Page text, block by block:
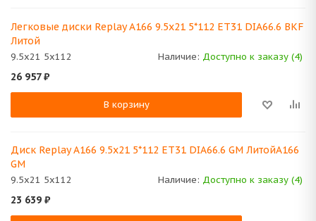
Легковые диски Replay A166 9.5x21 5*112 ET31 DIA66.6 BKF
Литой
9.5x21 5x112 Наличие: Доступно к заказу (4)
26 957₽
В корзину
Диск Replay A166 9.5x21 5*112 ET31 DIA66.6 GM ЛитойA166
GM
9.5x21 5x112 Наличие: Доступно к заказу (4)
23 639 ₽